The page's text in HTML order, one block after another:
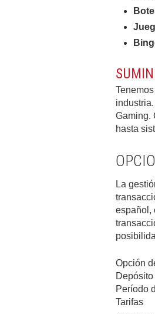
Gaming.
hasta
La
español,
Opción
Período
Tarifas